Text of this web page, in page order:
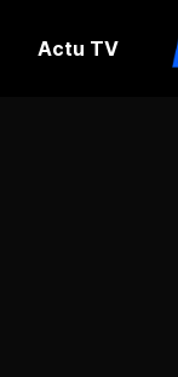
Actu TV